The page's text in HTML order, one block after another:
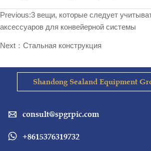
Previous:3 вещи, которые следует
аксессуаров для конвейерной системы
Next： Стальная конструкция
Shandong Sealand Equipment
 consult@spgrpic.com
 +8615376319732